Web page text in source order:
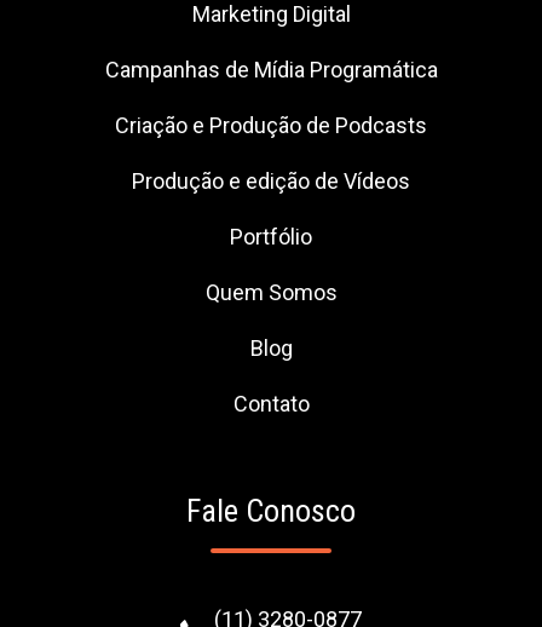
Marketing Digital
Campanhas de Mídia Programática
Criação e Produção de Podcasts
Produção e edição de Vídeos
Portfólio
Quem Somos
Blog
Contato
Fale Conosco
(11) 3280-0877